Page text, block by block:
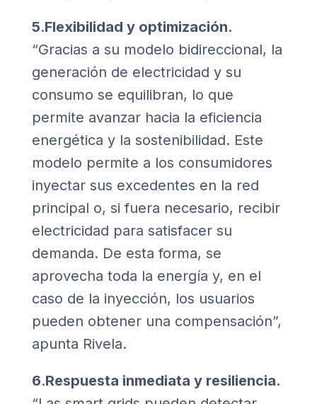
5.Flexibilidad y optimización.
“Gracias a su modelo bidireccional, la
generación de electricidad y su
consumo se equilibran, lo que
permite avanzar hacia la eficiencia
energética y la sostenibilidad. Este
modelo permite a los consumidores
inyectar sus excedentes en la red
principal o, si fuera necesario, recibir
electricidad para satisfacer su
demanda. De esta forma, se
aprovecha toda la energía y, en el
caso de la inyección, los usuarios
pueden obtener una compensación”,
apunta Rivela.
6.Respuesta inmediata y resiliencia.